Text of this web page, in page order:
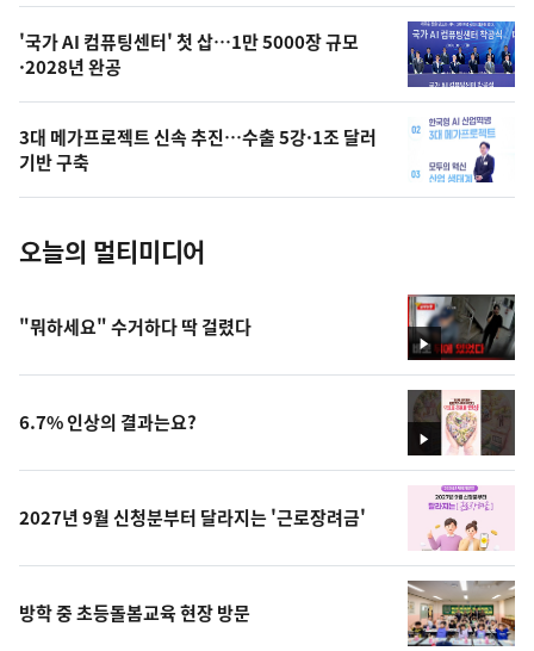
오
늘
의
사
진
'국가 AI 컴퓨팅센터' 첫 삽…1만 5000장 규모
·2028년 완공
3대 메가프로젝트 신속 추진…수출 5강·1조 달러
기반 구축
오늘의 멀티미디어
영
상
"뭐하세요" 수거하다 딱 걸렸다
영
상
6.7% 인상의 결과는요?
2027년 9월 신청분부터 달라지는 '근로장려금'
방학 중 초등돌봄교육 현장 방문